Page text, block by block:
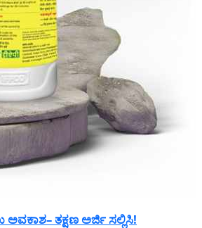
ತಕ್ಷಣ ಅರ್ಜಿ ಸಲ್ಲಿಸಿ!